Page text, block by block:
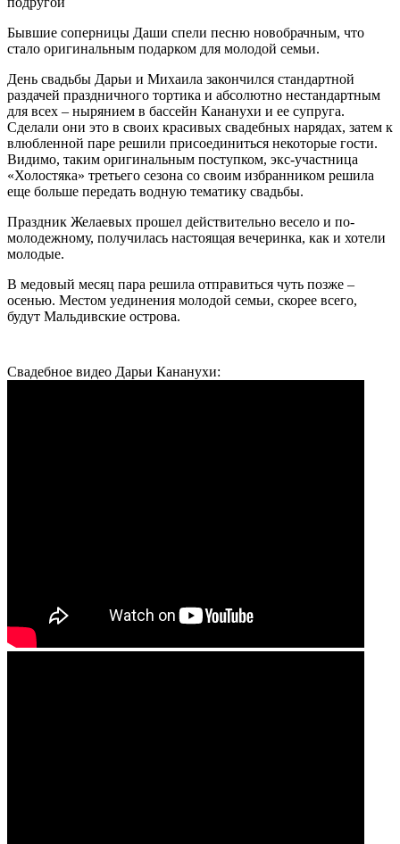
Бывшие соперницы Даши спели песню новобрачным, что
стало оригинальным подарком для молодой семьи.
День свадьбы Дарьи и Михаила закончился стандартной
раздачей праздничного тортика и абсолютно нестандартным
для всех – нырянием в бассейн Кананухи и ее супруга.
Сделали они это в своих красивых свадебных нарядах, затем к
влюбленной паре решили присоединиться некоторые гости.
Видимо, таким оригинальным поступком, экс-участница
«Холостяка» третьего сезона со своим избранником решила
еще больше передать водную тематику свадьбы.
Праздник Желаевых прошел действительно весело и по-
молодежному, получилась настоящая вечеринка, как и хотели
молодые.
В медовый месяц пара решила отправиться чуть позже –
осенью. Местом уединения молодой семьи, скорее всего,
будут Мальдивские острова.
Свадебное видео Дарьи Кананухи: